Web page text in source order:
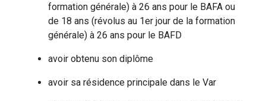
formation générale) à 26 ans pour le BAFA ou
de 18 ans (révolus au 1er jour de la formation
générale) à 26 ans pour le BAFD
avoir obtenu son diplôme
avoir sa résidence principale dans le Var